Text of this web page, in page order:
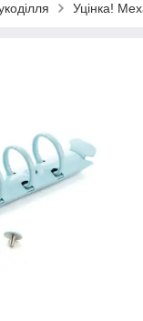
Уцінка!